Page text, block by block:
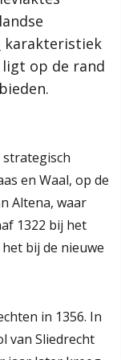
met 22 juli 2022
een zienswijze
december 2023).
karakteristiek
op de rand
karakteristiek
op de rand
en Waal, op de
Altena, waar
1322 bij het
bij de nieuwe
in 1356. In
van Sliedrecht